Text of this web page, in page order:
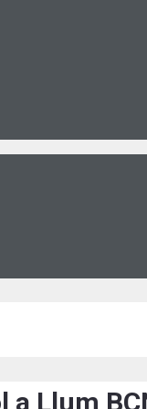
a Llum